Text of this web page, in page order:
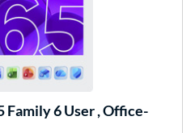
Family 6 User , Office-